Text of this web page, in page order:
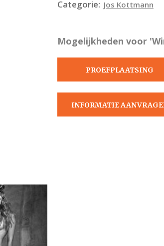
Categorie: Jos Kottmann
Mogelijkheden voor
PROEFPLAATSING
INFORMATIE